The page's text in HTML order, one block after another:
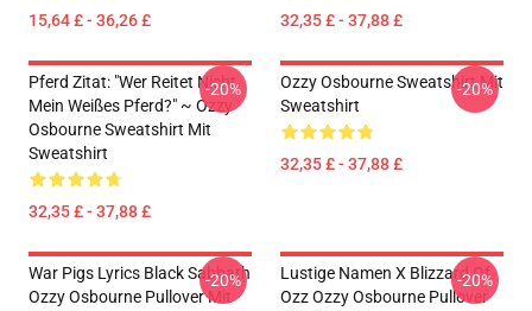
15,64 £ - 36,26 £ 32,35 £ - 37,88 £
Pferd Zitat: "Wer Reitet Nicht
Mein Weißes Pferd?" ~ Ozzy
Osbourne Sweatshirt Mit
Sweatshirt
32,35 £ - 37,88 £
-20%
Ozzy Osbourne Sweatshirt Mit
Sweatshirt
32,35 £ - 37,88 £
-20%
War Pigs Lyrics Black Sabbath
Ozzy Osbourne Pullover Mit
-20%
Lustige Namen X Blizzard Of
Ozz Ozzy Osbourne Pullover
-20%